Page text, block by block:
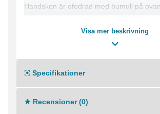
Handsken är ofodrad med bumull på
Lämplig för montering och lättare
Visa mer beskrivning
Specifikationer
Recensioner (0)